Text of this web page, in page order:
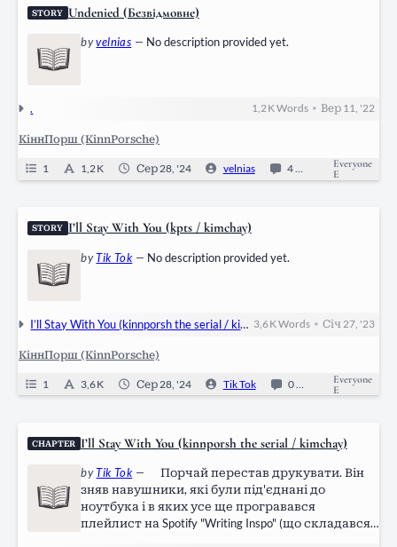
STORY Undenied (Безвідмовне)
byvelnias — No description provided yet.
. 1,2 KWords •Вер 11, '22
КіннПорш (KinnPorsche)
1 1,2 K Сер 28, '24 velnias 4 Ongoing
Everyone
E
STORY I’ll Stay With You (kpts / kimchay)
byTik Tok — No description provided yet.
I’ll Stay With You (kinnporsh the serial / kimchay) 3,6 KWords •Січ 27, '23
КіннПорш (KinnPorsche)
1 3,6 K Сер 28, '24 Tik Tok 0 Ongoing
Everyone
E
CHAPTER I’ll Stay With You (kinnporsh the serial / kimchay)
byTik Tok —
Порчай перестав друкувати. Він
зняв навушники, які були під'єднані до
ноутбука і в яких усе ще програвався
плейлист на Spotify "Writing Inspo" (що складався